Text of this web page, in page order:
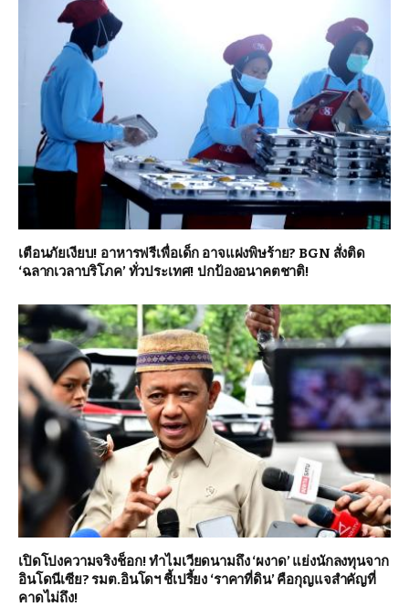
เตือนภัยเงียบ! อาหารฟรีเพื่อเด็ก อาจแฝงพิษร้าย? BGN สั่งติด
‘ฉลากเวลาบริโภค’ ทั่วประเทศ! ปกป้องอนาคตชาติ!
เปิดโปงความจริงช็อก! ทำไมเวียดนามถึง ‘ผงาด’ แย่งนักลงทุนจาก
อินโดนีเซีย? รมต.อินโดฯ ชี้เปรี้ยง ‘ราคาที่ดิน’ คือกุญแจสำคัญที่
คาดไม่ถึง!